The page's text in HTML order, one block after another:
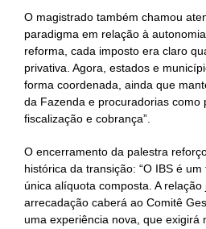
O magistrado também chamou
paradigma em relação à
reforma, cada imposto era claro
privativa. Agora, estados e
forma coordenada, ainda que
da Fazenda e procuradorias como
fiscalização e cobrança”.
O encerramento da palestra
histórica da transição: “O IBS é
única alíquota composta. A
arrecadação caberá ao Comitê
uma experiência nova, que exigirá